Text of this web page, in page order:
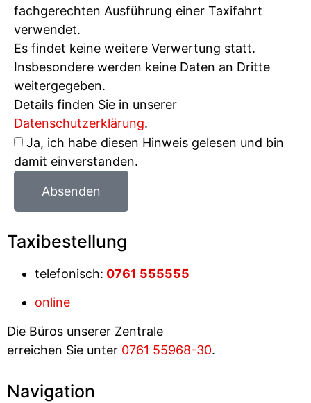
fachgerechten Ausführung einer Taxifahrt
verwendet.
Es findet keine weitere Verwertung statt.
Insbesondere werden keine Daten an Dritte
weitergegeben.
Details finden Sie in unserer
Datenschutzerklärung.
Ja, ich habe diesen Hinweis gelesen und bin
damit einverstanden.
Absenden
Taxibestellung
telefonisch: 0761 555555
online
Die Büros unserer Zentrale
erreichen Sie unter 0761 55968-30.
Navigation